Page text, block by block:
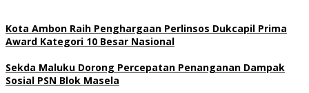
Kota Ambon Raih Penghargaan Perlinsos Dukcapil Prima
Award Kategori 10 Besar Nasional
Sekda Maluku Dorong Percepatan Penanganan Dampak
Sosial PSN Blok Masela